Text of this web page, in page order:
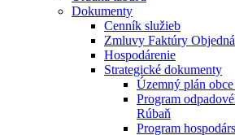
Dokumenty
Cenník služieb
Zmluvy Faktúry
Hospodárenie
Strategické dokumenty
Územný plán
Program
Rúbaň
Program